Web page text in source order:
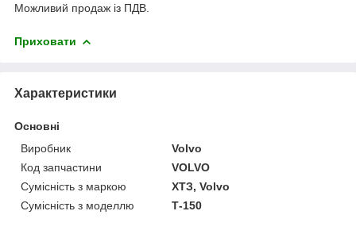
Можливий продаж із ПДВ.
Приховати
Характеристики
Основні
Виробник
Volvo
Код запчастини
VOLVO
Сумісність з маркою
ХТЗ, Volvo
Сумісність з моделлю
Т-150